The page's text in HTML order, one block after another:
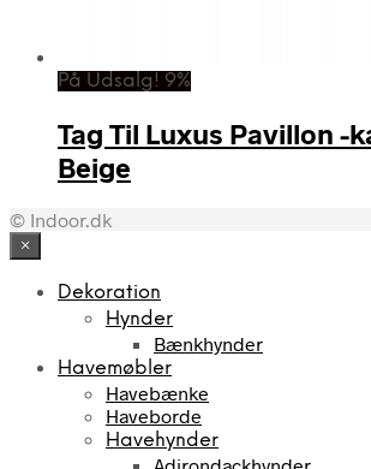
På Udsalg! 9%
Tag Til Luxus Pavillon -
Beige
© Indoor.dk
×
Dekoration
Hynder
Bænkhynder
Havemøbler
Havebænke
Haveborde
Havehynder
Adirondackhynder